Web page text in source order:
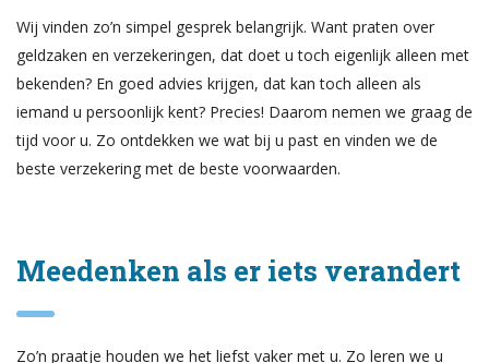
Wij vinden zo’n simpel gesprek belangrijk. Want praten over
geldzaken en verzekeringen, dat doet u toch eigenlijk alleen met
bekenden? En goed advies krijgen, dat kan toch alleen als
iemand u persoonlijk kent? Precies! Daarom nemen we graag de
tijd voor u. Zo ontdekken we wat bij u past en vinden we de
beste verzekering met de beste voorwaarden.
Meedenken als er iets verandert
Zo’n praatje houden we het liefst vaker met u. Zo leren we u